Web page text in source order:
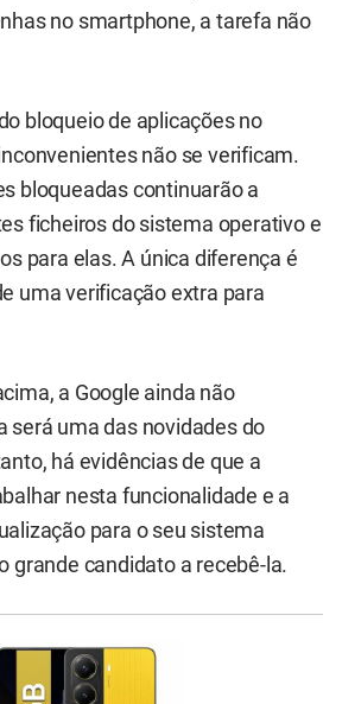
no smartphone, a tarefa não
bloqueio de aplicações no
não se verificam.
bloqueadas continuarão a
ficheiros do sistema operativo e
para elas. A única diferença é
uma verificação extra para
a Google ainda não
será uma das novidades do
há evidências de que a
nesta funcionalidade e a
para o seu sistema
grande candidato a recebê-la.